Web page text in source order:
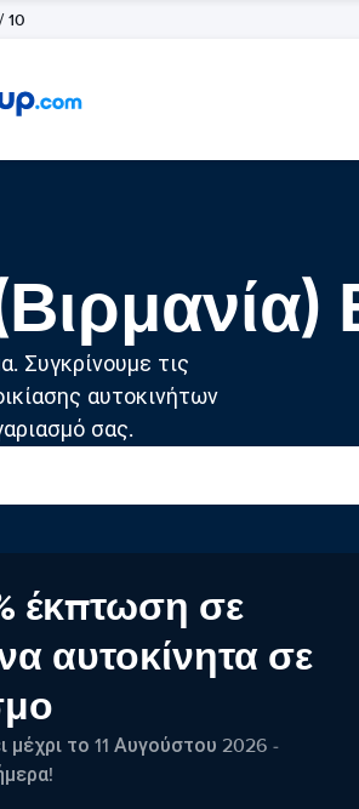
/ 10
Συγκρίνουμε τις
αυτοκινήτων
σας.
έκπτωση σε
αυτοκίνητα σε
το 11 Αυγούστου 2026 -